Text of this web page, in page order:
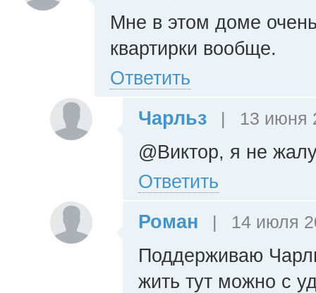
Мне в этом доме
квартирки вообще.
Ответить
Чарльз
| 13 июня
@Виктор, я не
Ответить
Роман
| 14 июля
Поддерживаю
жить тут можно с